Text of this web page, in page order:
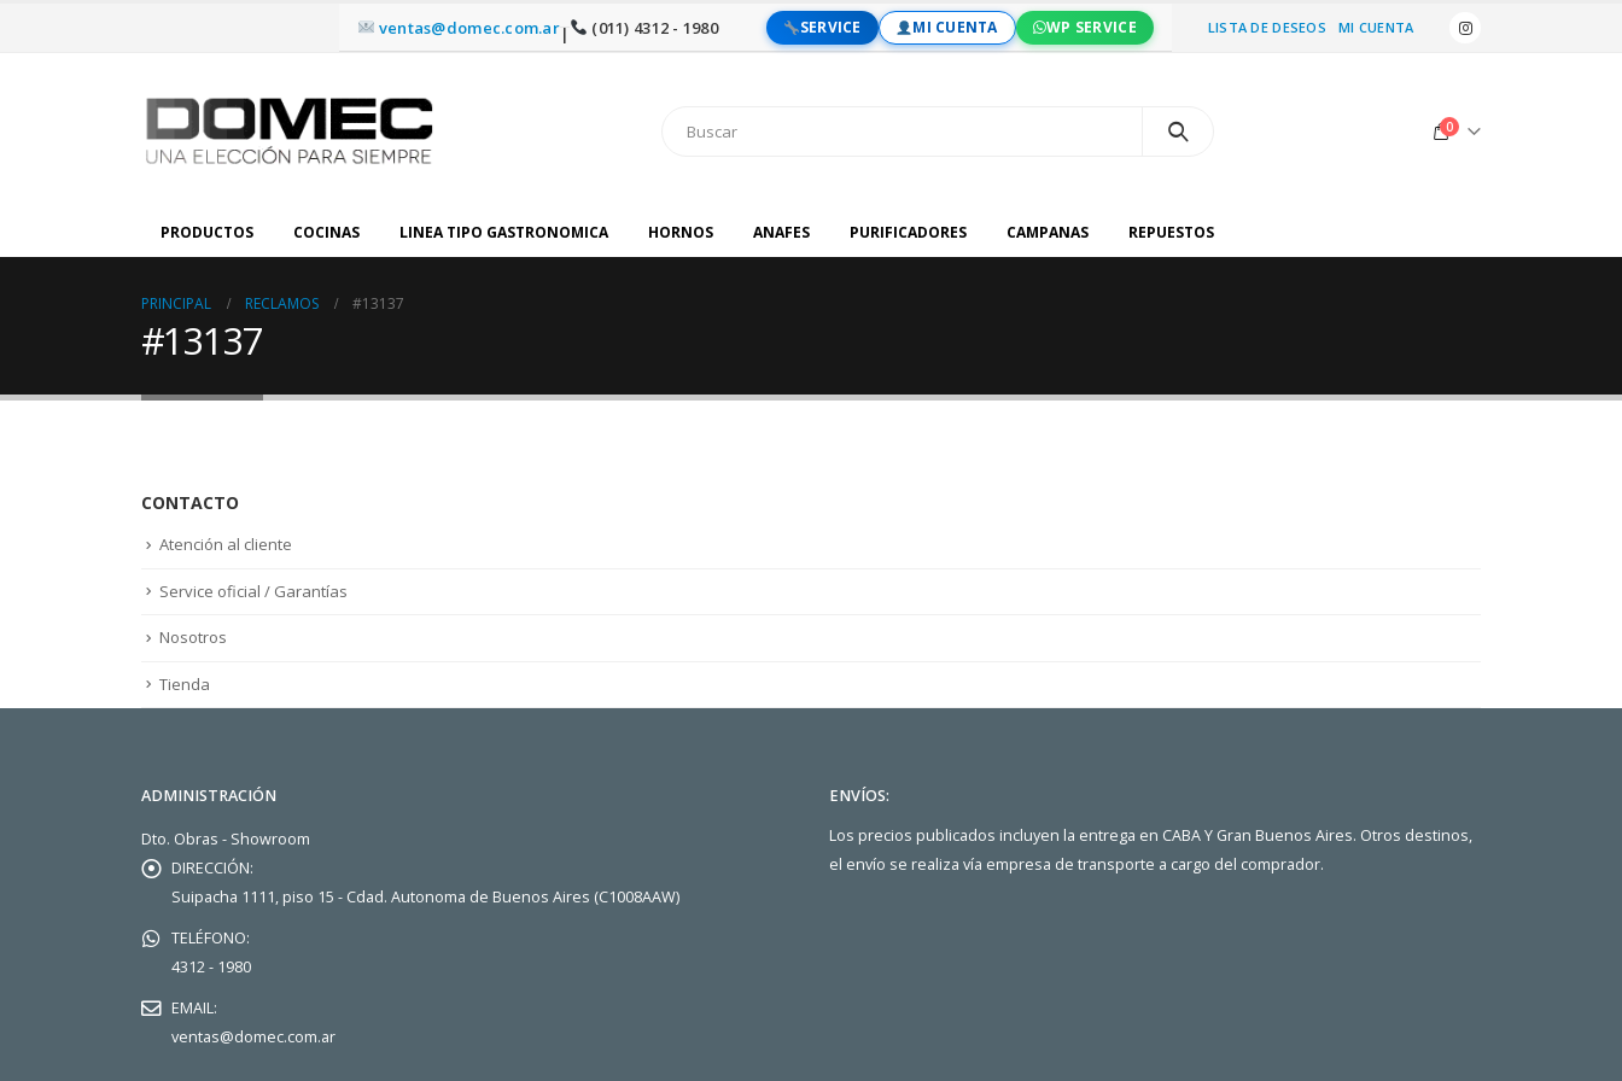
ventas@domec.com.ar| (011) 4312 - 1980 SERVICE MI CUENTA WP SERVICE LISTA DE DESEOS MI CUENTA
0
PRODUCTOS COCINAS LINEA TIPO GASTRONOMICA HORNOS ANAFES PURIFICADORES CAMPANAS REPUESTOS
PRINCIPAL RECLAMOS #13137
#13137
CONTACTO
Atención al cliente
Service oficial / Garantías
Nosotros
Tienda
ADMINISTRACIÓN
Dto. Obras - Showroom
DIRECCIÓN:
Suipacha 1111, piso 15 - Cdad. Autonoma de Buenos Aires (C1008AAW)
TELÉFONO:
4312 - 1980
EMAIL:
ventas@domec.com.ar
ENVÍOS:
Los precios publicados incluyen la entrega en CABA Y Gran Buenos Aires. Otros destinos,
el envío se realiza vía empresa de transporte a cargo del comprador.